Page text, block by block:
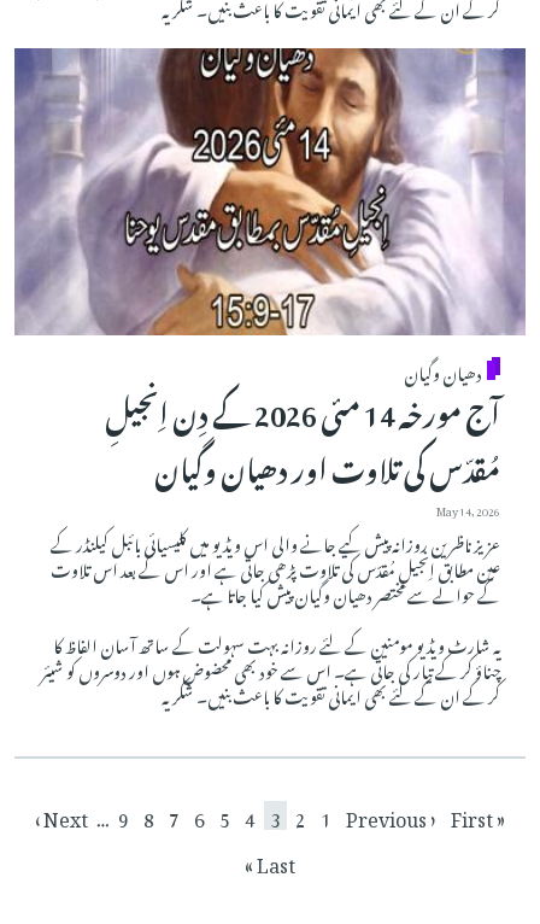
دھیان وگیان
آج مورخہ 14 مئی 2026 کے دِن اِنجیلِ
مُقدّس کی تلاوت اور دھیان وگیان
May 14, 2026
عزیز ناظرین روزانہ پیش کیے جانے والی اس ویڈیو میں کلیسیائی بائبل کیلنڈر کے
عین مطابق اِنجیلِ مُقدّس کی تلاوت پڑھی جاتی ہے اور اس کے بعد اس تلاوت
کے حوالے سے مختصر دھیان وگیان پیش کیا جاتا ہے۔
یہ شارٹ ویڈیو مومنین کے لئے روزانہ بہت سہولت کے ساتھ آسان الفاظ کا
چناؤ کر کے تیار کی جاتی ہے۔ اس سے خود بھی محضوض ہوں اور دوسروں کو شیئر
کر کے ان کے لئے بھی ایمانی تقویت کا باعث بنیں۔ شکریہ
Pagination
First page
« First
Previous page‹ Previous
Page
1
Page
2
Current page
3
Page
4
Page
5
Page
6
Page
7
Page
8
Page
9
…
page
Next ›
Last page
Last »